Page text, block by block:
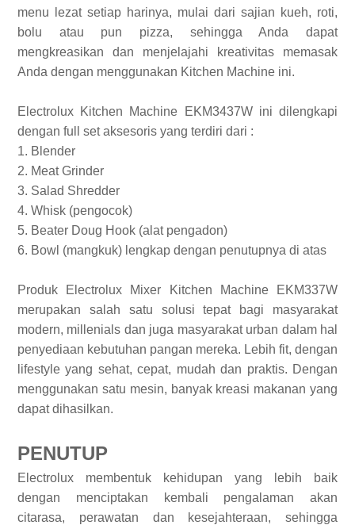
menu lezat setiap harinya, mulai dari sajian kueh, roti,
bolu atau pun pizza, sehingga Anda dapat
mengkreasikan dan menjelajahi kreativitas memasak
Anda dengan menggunakan Kitchen Machine ini.
Electrolux Kitchen Machine EKM3437W ini dilengkapi
dengan full set aksesoris yang terdiri dari :
1. Blender
2. Meat Grinder
3. Salad Shredder
4. Whisk (pengocok)
5. Beater Doug Hook (alat pengadon)
6. Bowl (mangkuk) lengkap dengan penutupnya di atas
Produk Electrolux Mixer Kitchen Machine EKM337W
merupakan salah satu solusi tepat bagi masyarakat
modern, millenials dan juga masyarakat urban dalam hal
penyediaan kebutuhan pangan mereka. Lebih fit, dengan
lifestyle yang sehat, cepat, mudah dan praktis. Dengan
menggunakan satu mesin, banyak kreasi makanan yang
dapat dihasilkan.
PENUTUP
Electrolux membentuk kehidupan yang lebih baik
dengan menciptakan kembali pengalaman akan
citarasa, perawatan dan kesejahteraan, sehingga